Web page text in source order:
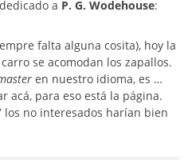
a P. G. Wodehouse:
falta alguna cosita), hoy la
se acomodan los zapallos.
en nuestro idioma, es …
acá, para eso está la página.
los no interesados harían bien